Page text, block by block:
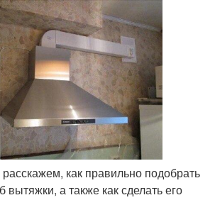
как правильно подобрать
вытяжки, а также как сделать его